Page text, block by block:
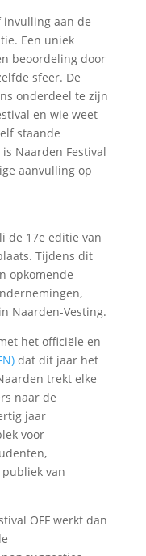
invulling aan de
Een uniek
beoordeling door
sfeer. De
onderdeel te zijn
en wie weet
staande
Naarden Festival
aanvulling op
de 17e editie van
Tijdens dit
opkomende
Naarden-Vesting.
het officiële en
dat dit jaar het
trekt elke
naar de
jaar
voor
van
OFF werkt dan